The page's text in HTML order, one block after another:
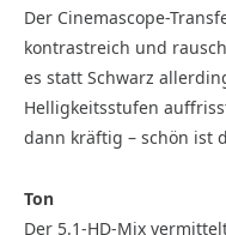
Der Cinemascope-
kontrastreich und
es statt Schwarz
Helligkeitsstufen
dann kräftig – schön ist
Ton
Der 5.1-HD-Mix